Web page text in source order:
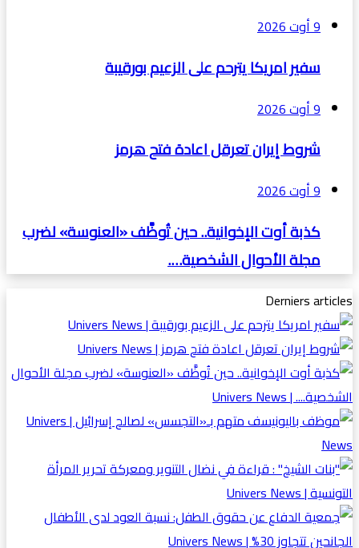
9 أوت 2026
سفير امريكا يترحم على الزعيم بورقيبة
9 أوت 2026
شروط إيران تعرقل اعادة فتح هرمز
9 أوت 2026
كذبة أوت الإخوانية.. حين تُوظَّف «العنوسة» لضرب
مجلة الأحوال الشخصية….
Derniers articles